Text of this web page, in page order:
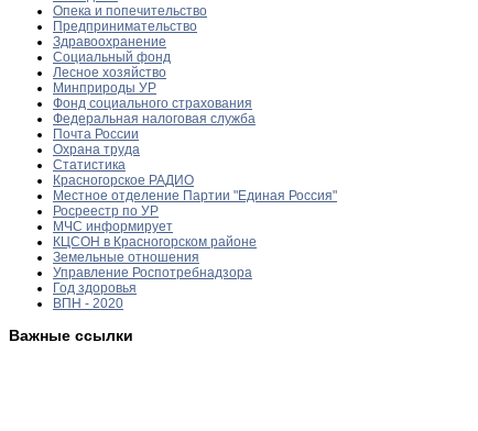
Опека и попечительство
Предпринимательство
Здравоохранение
Социальный фонд
Лесное хозяйство
Минприроды УР
Фонд социального страхования
Федеральная налоговая служба
Почта России
Охрана труда
Статистика
Красногорское РАДИО
Местное отделение Партии "Единая Россия"
Росреестр по УР
МЧС информирует
КЦСОН в Красногорском районе
Земельные отношения
Управление Роспотребнадзора
Год здоровья
ВПН - 2020
Важные ссылки